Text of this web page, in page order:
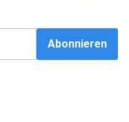
Abonnieren